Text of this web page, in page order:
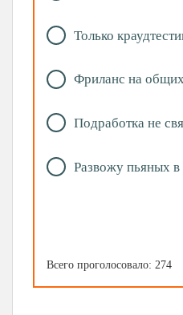
Только
Фриланс на
Подработка не
Развожу пьяных в
Всего проголосовало: 274